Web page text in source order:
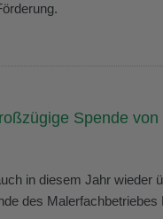
Spende von
in diesem Jahr wieder
des Malerfachbetriebes